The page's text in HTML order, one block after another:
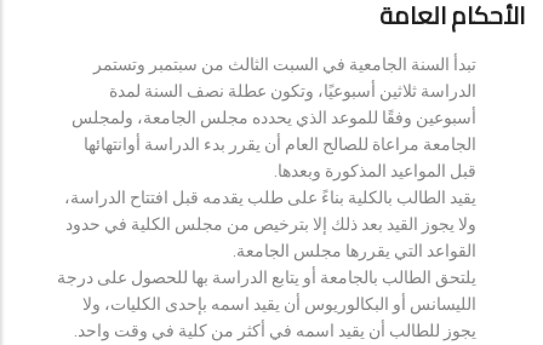
الأحكام العامة
تبدأ السنة الجامعية في السبت الثالث من سبتمبر وتستمر
الدراسة ثلاثين أسبوعيًا، وتكون عطلة نصف السنة لمدة
أسبوعين وفقًا للموعد الذي يحدده مجلس الجامعة، ولمجلس
الجامعة مراعاة للصالح العام أن يقرر بدء الدراسة أوانتهائها
قبل المواعيد المذكورة وبعدها.
يقيد الطالب بالكلية بناءً على طلب يقدمه قبل افتتاح الدراسة،
ولا يجوز القيد بعد ذلك إلا بترخيص من مجلس الكلية في حدود
القواعد التي يقررها مجلس الجامعة.
يلتحق الطالب بالجامعة أو يتابع الدراسة بها للحصول على درجة
الليسانس أو البكالوريوس أن يقيد اسمه بإحدى الكليات، ولا
يجوز للطالب أن يقيد اسمه في أكثر من كلية في وقت واحد.